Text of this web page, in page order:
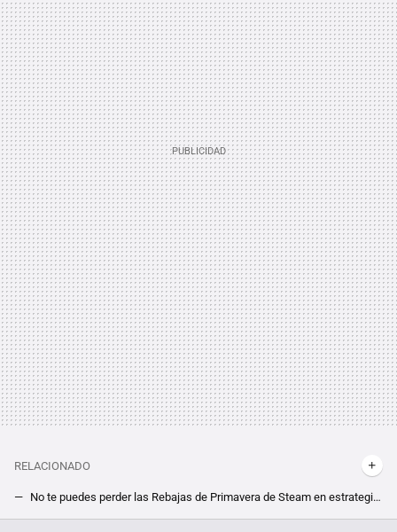
RELACIONADO
No te puedes perder las Rebajas de Primavera de Steam en estrategia y aquí están las más destacadas